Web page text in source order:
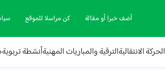
أضف خبرا أو مقالة كن مراسلا للموقع
الحركة الانتقاليةالترقية والمباريات المهنيةأنشطة تربوية